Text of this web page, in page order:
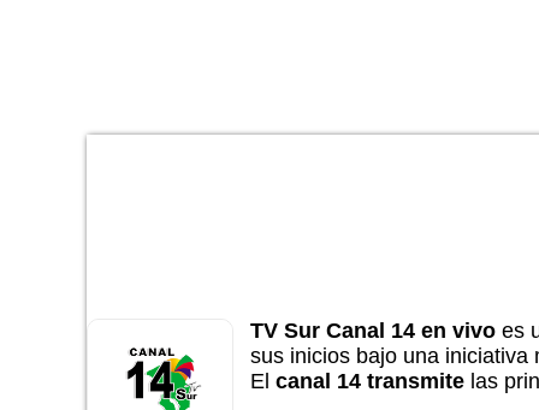
TV Sur Canal 14 en vivo es
sus inicios bajo una iniciativa
El canal 14 transmite las